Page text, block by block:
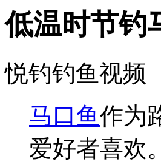
低温时节钓
悦钓钓鱼视频
马口鱼作为
爱好者喜欢